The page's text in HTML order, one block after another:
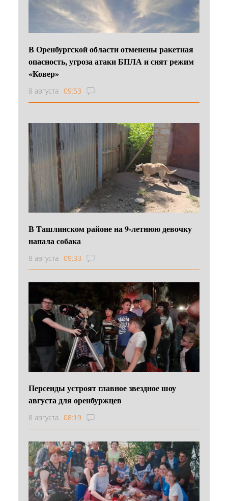
В Оренбургской области отменены ракетная
опасность, угроза атаки БПЛА и снят режим
«Ковер»
8 августа 09:53
В Ташлинском районе на 9-летнюю девочку
напала собака
8 августа 09:33
Персеиды устроят главное звездное шоу
августа для оренбуржцев
8 августа 08:19